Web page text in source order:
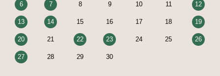
6 7 8 9 10 11 12
13 14 15 16 17 18 19
20 21 22 23 24 25 26
27 28 29 30